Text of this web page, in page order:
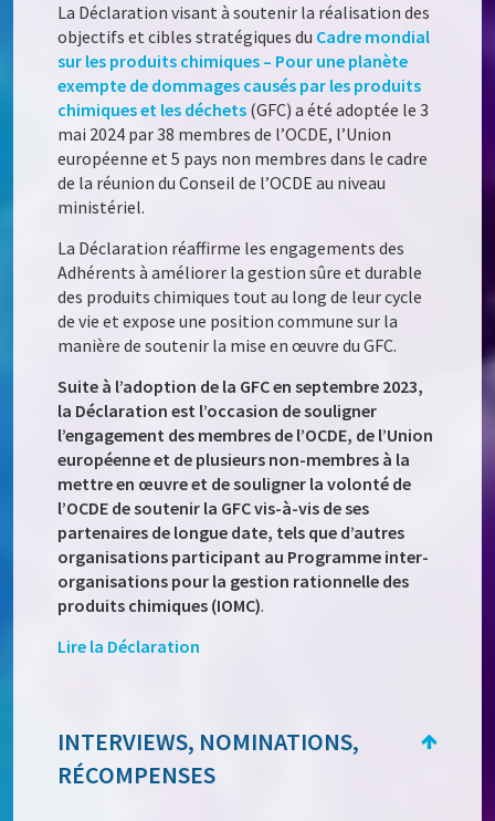
La Déclaration visant à soutenir la réalisation des
objectifs et cibles stratégiques du Cadre mondial
sur les produits chimiques – Pour une planète
exempte de dommages causés par les produits
chimiques et les déchets (GFC) a été adoptée le 3
mai 2024 par 38 membres de l’OCDE, l’Union
européenne et 5 pays non membres dans le cadre
de la réunion du Conseil de l’OCDE au niveau
ministériel.
La Déclaration réaffirme les engagements des
Adhérents à améliorer la gestion sûre et durable
des produits chimiques tout au long de leur cycle
de vie et expose une position commune sur la
manière de soutenir la mise en œuvre du GFC.
Suite à l’adoption de la GFC en septembre 2023,
la Déclaration est l’occasion de souligner
l’engagement des membres de l’OCDE, de l’Union
européenne et de plusieurs non-membres à la
mettre en œuvre et de souligner la volonté de
l’OCDE de soutenir la GFC vis-à-vis de ses
partenaires de longue date, tels que d’autres
organisations participant au Programme inter-
organisations pour la gestion rationnelle des
produits chimiques (IOMC).
Lire la Déclaration
INTERVIEWS, NOMINATIONS,
RÉCOMPENSES